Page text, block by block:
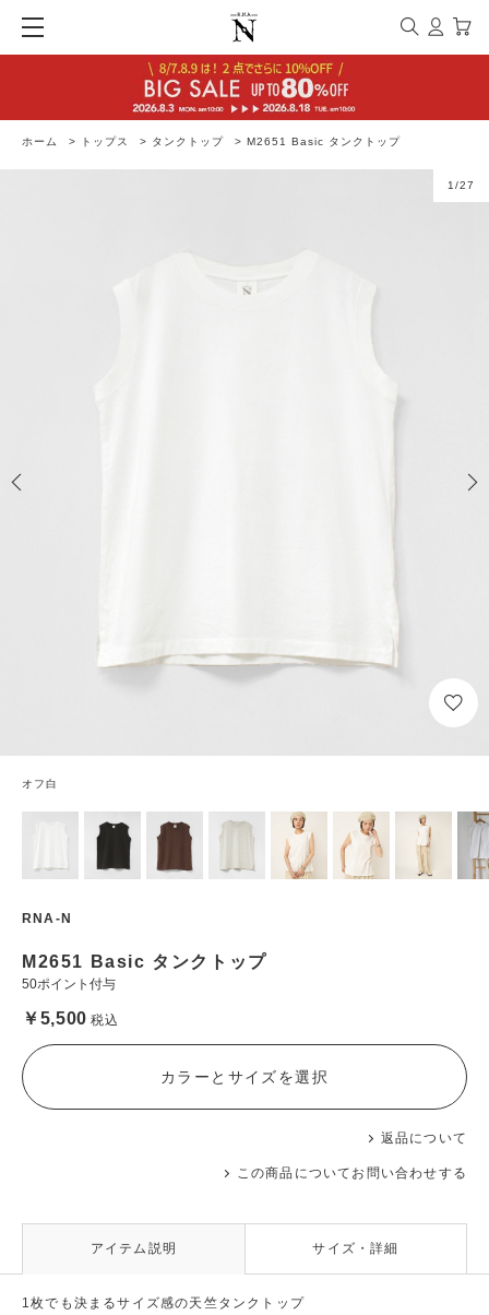
ホーム > トップス > タンクトップ > M2651 Basic タンクトップ
1 /27
オフ白
RNA-N
M2651 Basic タンクトップ
50ポイント付与
￥5,500 税込
返品について
この商品についてお問い合わせする
カラーとサイズを選択
アイテム説明 サイズ・詳細
1枚でも決まるサイズ感の天竺タンクトップ